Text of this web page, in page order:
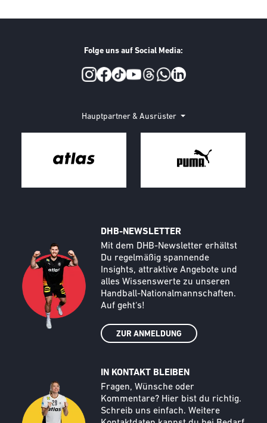
Folge uns auf Social Media:
Hauptpartner & Ausrüster
DHB-NEWSLETTER
Text
Mit dem DHB-Newsletter erhältst
Du regelmäßig spannende
Insights, attraktive Angebote und
alles Wissenswerte zu unseren
Handball-Nationalmannschaften.
Auf geht‘s!
ZUR ANMELDUNG
Call to action image
IN KONTAKT BLEIBEN
Text
Fragen, Wünsche oder
Kommentare? Hier bist du richtig.
Schreib uns einfach. Weitere